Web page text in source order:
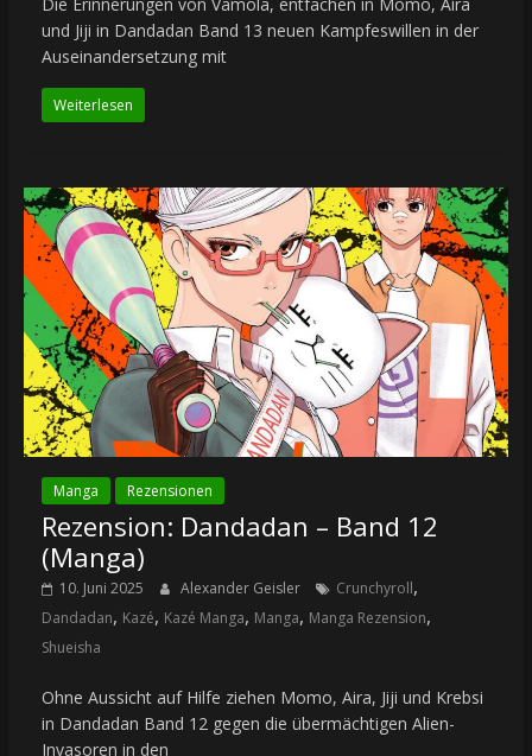
und Jiji in Dandadan Band 13 neuen Kampfeswillen in der
Auseinandersetzung mit
Weiterlesen
Manga Rezensionen
Rezension: Dandadan – Band 12
(Manga)
10. Juni 2025 Alexander Geisler Crunchyroll,
Dandadan, Kazé, Kazé Manga, Manga, Manga Rezension,
Shueisha
Ohne Aussicht auf Hilfe ziehen Momo, Aira, Jiji und Krebsi
in Dandadan Band 12 gegen die übermächtigen Alien-
Invasoren in den